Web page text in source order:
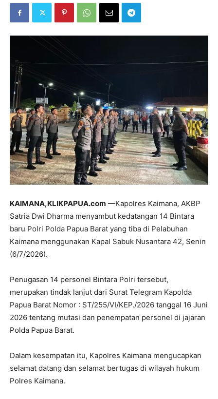
KAIMANA,KLIKPAPUA.com —Kapolres Kaimana, AKBP
Satria Dwi Dharma menyambut kedatangan 14 Bintara
baru Polri Polda Papua Barat yang tiba di Pelabuhan
Kaimana menggunakan Kapal Sabuk Nusantara 42, Senin
(6/7/2026).
Penugasan 14 personel Bintara Polri tersebut,
merupakan tindak lanjut dari Surat Telegram Kapolda
Papua Barat Nomor : ST/255/VI/KEP./2026 tanggal 16 Juni
2026 tentang mutasi dan penempatan personel di jajaran
Polda Papua Barat.
Dalam kesempatan itu, Kapolres Kaimana mengucapkan
selamat datang dan selamat bertugas di wilayah hukum
Polres Kaimana.